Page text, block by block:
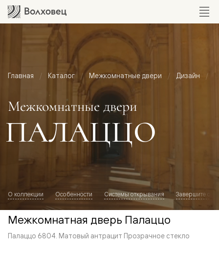
Главная Каталог Межкомнатные двери Дизайн
Межкомнатные двери
ПАЛАЦЦО
О коллекции Особенности Системы открывания Завершите
Межкомнатная дверь Палаццо
Палаццо 6804. Матовый антрацит Прозрачное стекло